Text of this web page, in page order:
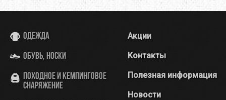
Одежда
Обувь, носки
Походное и кемпинговое
снаряжение
Акции
Контакты
Полезная информация
Новости